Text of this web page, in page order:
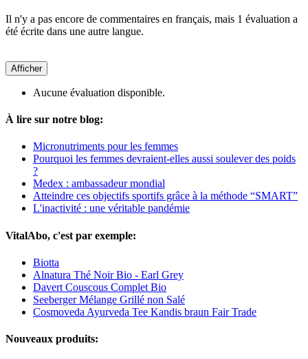
Il n'y a pas encore de commentaires en français, mais 1 évaluation a
été écrite dans une autre langue.
Afficher
Aucune évaluation disponible.
À lire sur notre blog:
Micronutriments pour les femmes
Pourquoi les femmes devraient-elles aussi soulever des poids
?
Medex : ambassadeur mondial
Atteindre ces objectifs sportifs grâce à la méthode “SMART”
L'inactivité : une véritable pandémie
VitalAbo, c'est par exemple:
Biotta
Alnatura Thé Noir Bio - Earl Grey
Davert Couscous Complet Bio
Seeberger Mélange Grillé non Salé
Cosmoveda Ayurveda Tee Kandis braun Fair Trade
Nouveaux produits: